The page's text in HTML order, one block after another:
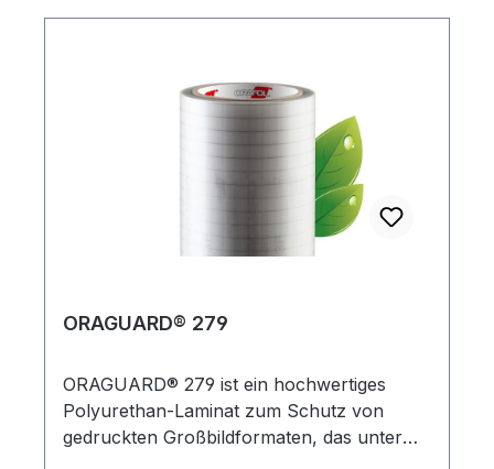
frei von PVC und lösemittelhaltigen
Auswirkungen auf die Umwelt hat.
ORAGUARD® 279
ORAGUARD® 279 ist ein hochwertiges
Polyurethan-Laminat zum Schutz von
gedruckten Großbildformaten, das unter